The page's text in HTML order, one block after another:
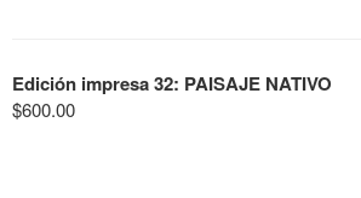
Edición impresa 32: PAISAJE NATIVO
$600.00